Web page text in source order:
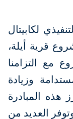
لكابيتال
قرية أيلة،
مع التزامنا
وزيادة
هذه المبادرة
العديد من